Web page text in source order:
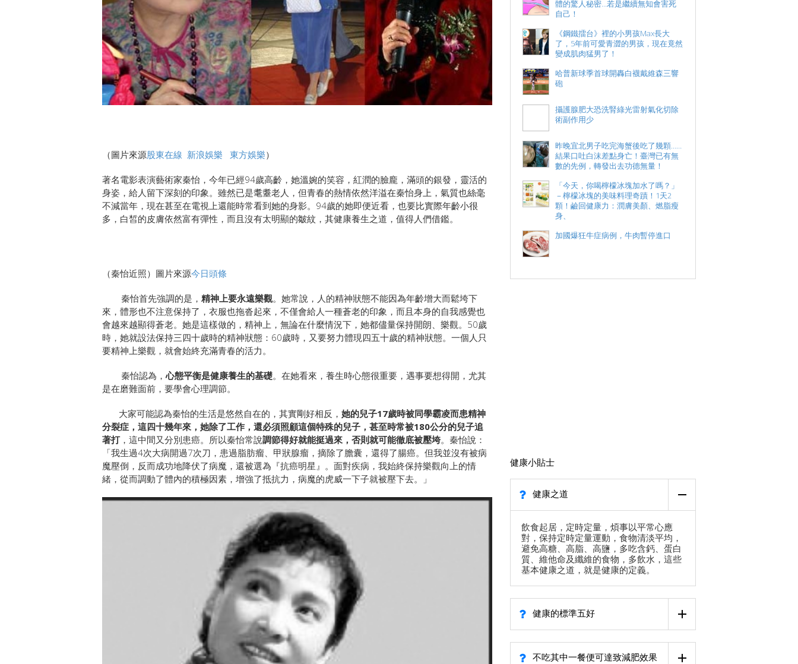
（圖片來源股東在線 新浪娛樂 東方娛樂）
著名電影表演藝術家秦怡，今年已經94歲高齡，她溫婉的笑容，紅潤的臉龐，滿頭的銀發，靈活的
身姿，給人留下深刻的印象。雖然已是耄耋老人，但青春的熱情依然洋溢在秦怡身上，氣質也絲毫
不減當年，現在甚至在電視上還能時常看到她的身影。94歲的她即便近看，也要比實際年齡小很
多，白皙的皮膚依然富有彈性，而且沒有太明顯的皺紋，其健康養生之道，值得人們借鑑。
（秦怡近照）圖片來源今日頭條
秦怡首先強調的是， 精神上要永遠樂觀。她常說，人的精神狀態不能因為年齡增大而鬆垮下
來，體形也不注意保持了，衣服也拖沓起來，不僅會給人一種蒼老的印象，而且本身的自我感覺也
會越來越顯得蒼老。她是這樣做的，精神上，無論在什麼情況下，她都儘量保持開朗、樂觀。50歲
時，她就設法保持三四十歲時的精神狀態：60歲時，又要努力體現四五十歲的精神狀態。一個人只
要精神上樂觀，就會始終充滿青春的活力。
秦怡認為，心態平衡是健康養生的基礎。在她看來，養生時心態很重要，遇事要想得開，尤其
是在磨難面前，要學會心理調節。
大家可能認為秦怡的生活是悠然自在的，其實剛好相反， 她的兒子17歲時被同學霸凌而患精神
分裂症，這四十幾年來，她除了工作，還必須照顧這個特殊的兒子，甚至時常被180公分的兒子追
著打，這中間又分別患癌。所以秦怡常說調節得好就能挺過來，否則就可能徹底被壓垮。秦怡說：
「我生過4次大病開過7次刀，患過脂肪瘤、甲狀腺瘤，摘除了膽囊，還得了腸癌。但我並沒有被病
魔壓倒，反而成功地降伏了病魔，還被選為『抗癌明星』。面對疾病，我始終保持樂觀向上的情
緒，從而調動了體內的積極因素，增強了抵抗力，病魔的虎威一下子就被壓下去。」
體的驚人秘密...若是繼續無知會害死
自己！
《鋼鐵擂台》裡的小男孩Max長大
了，5年前可愛青澀的男孩，現在竟然
變成肌肉猛男了！
哈普新球季首球開轟白襪戴維森三響
砲
攝護腺肥大恐洗腎綠光雷射氣化切除
術副作用少
昨晚宜北男子吃完海蟹後吃了幾顆……
結果口吐白沫差點身亡！臺灣已有無
數的先例，轉發出去功德無量！
「今天，你喝檸檬冰塊加水了嗎？」
－檸檬冰塊的美味料理奇蹟！1天2
顆！鹼回健康力：潤膚美顏、燃脂瘦
身、
加國爆狂牛症病例，牛肉暫停進口
健康小貼士
健康之道
飲食起居，定時定量，煩事以平常心應
對，保持定時定量運動，食物清淡平均，
避免高糖、高脂、高鹽，多吃含鈣、蛋白
質、維他命及纖維的食物，多飲水，這些
基本健康之道，就是健康的定義。
健康的標準五好
不吃其中一餐便可達致減肥效果